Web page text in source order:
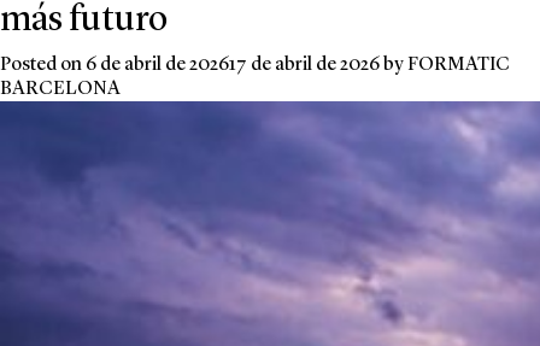
más futuro
Posted on 6 de abril de 202617 de abril de 2026 byFORMATIC
BARCELONA